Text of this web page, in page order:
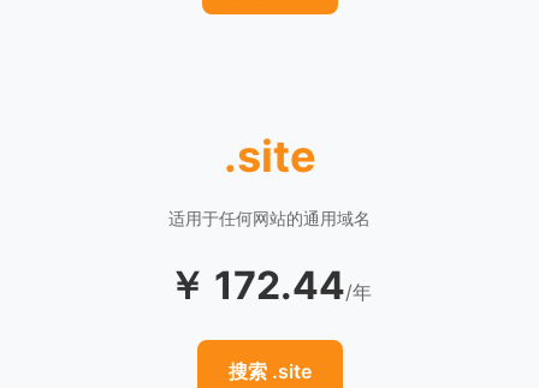
.site
适用于任何网站的通用域名
￥ 172.44/年
搜索 .site